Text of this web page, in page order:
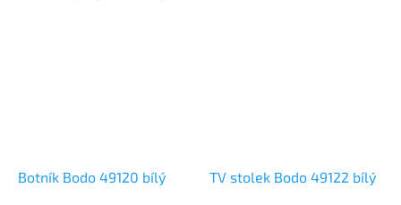
Botník Bodo 49120 bílý TV stolek Bodo 49122 bílý